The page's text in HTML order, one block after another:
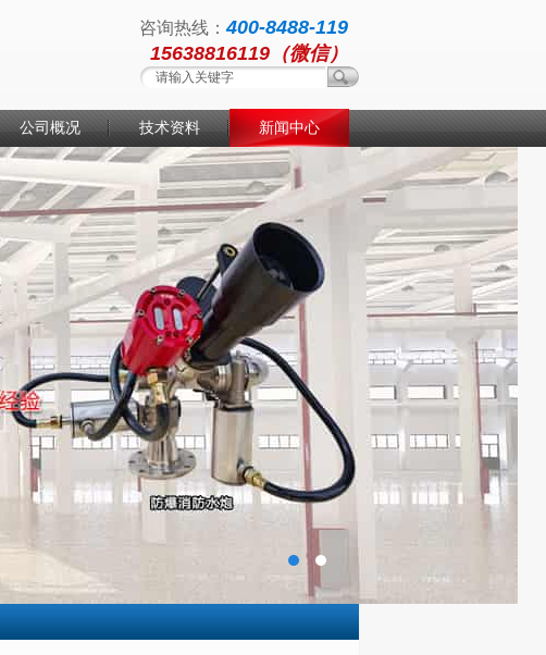
咨询热线：400-8488-119
15638816119（微信）
公司概况 技术资料 新闻中心